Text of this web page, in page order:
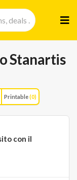
to
Stanartis
Printable(0)
con il